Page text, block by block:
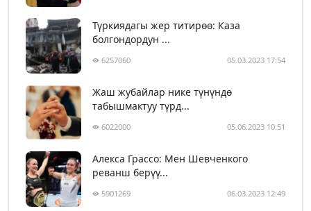
Түркиядагы жер титирөө: Каза
болгондордун ...
6257060 05.03.2023 17:54
Жаш жубайлар нике түнүндө
табышмактуу түрд...
6022000 05.06.2023 10:51
Алекса Грассо: Мен Шевченкого
реванш берүү...
5901269 06.03.2023 12:49